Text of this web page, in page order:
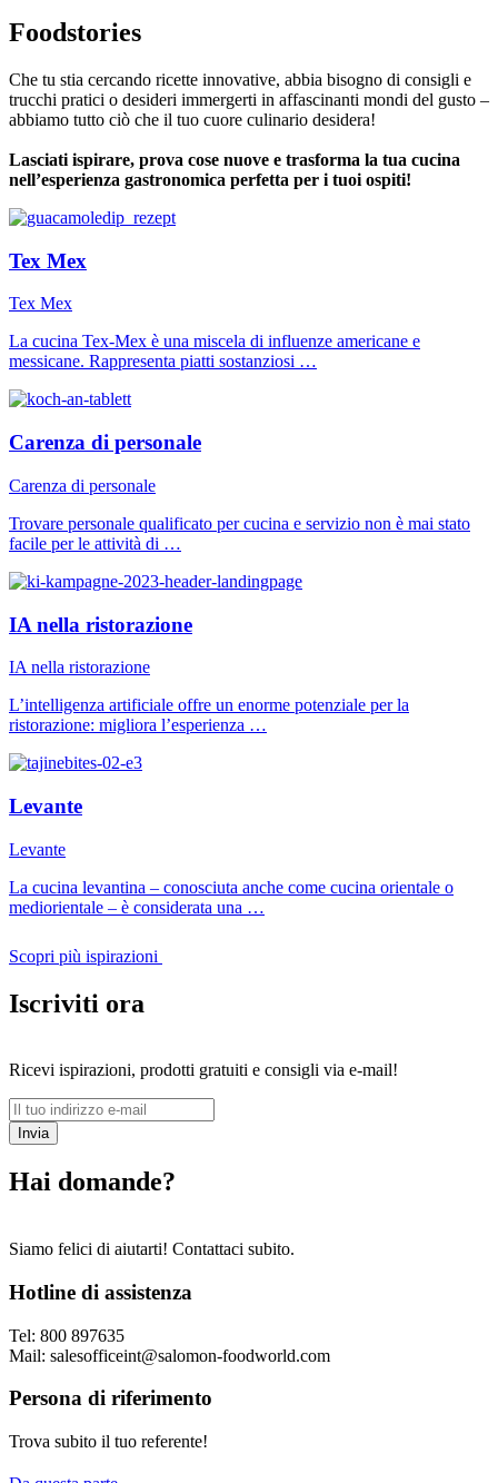
Foodstories
Che tu stia cercando ricette innovative, abbia bisogno di consigli e
trucchi pratici o desideri immergerti in affascinanti mondi del gusto –
abbiamo tutto ciò che il tuo cuore culinario desidera!
Lasciati ispirare, prova cose nuove e trasforma la tua cucina
nell’esperienza gastronomica perfetta per i tuoi ospiti!
Tex Mex
Tex Mex
La cucina Tex-Mex è una miscela di influenze americane e
messicane. Rappresenta piatti sostanziosi …
Carenza di personale
Carenza di personale
Trovare personale qualificato per cucina e servizio non è mai stato
facile per le attività di …
IA nella ristorazione
IA nella ristorazione
L’intelligenza artificiale offre un enorme potenziale per la
ristorazione: migliora l’esperienza …
Levante
Levante
La cucina levantina – conosciuta anche come cucina orientale o
mediorientale – è considerata una …
Scopri più ispirazioni
Iscriviti ora
Ricevi ispirazioni, prodotti gratuiti e consigli via e-mail!
Invia
Hai domande?
Siamo felici di aiutarti! Contattaci subito.
Hotline di assistenza
Tel: 800 897635
Mail: salesofficeint@salomon-foodworld.com
Persona di riferimento
Trova subito il tuo referente!